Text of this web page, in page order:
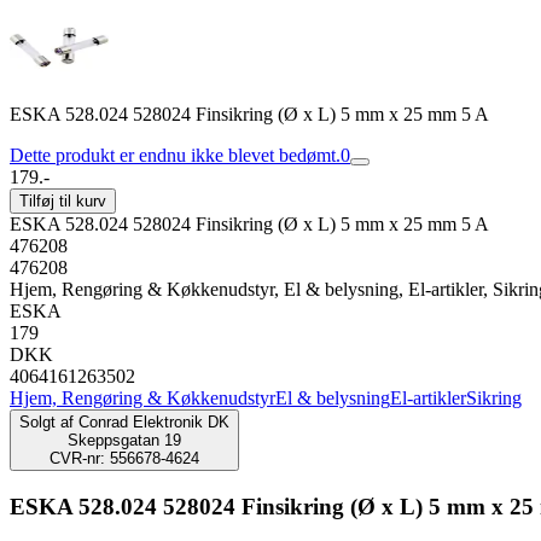
ESKA 528.024 528024 Finsikring (Ø x L) 5 mm x 25 mm 5 A
Dette produkt er endnu ikke blevet bedømt.0
179.-
Tilføj til kurv
ESKA 528.024 528024 Finsikring (Ø x L) 5 mm x 25 mm 5 A
476208
476208
Hjem, Rengøring & Køkkenudstyr, El & belysning, El-artikler,
ESKA
179
DKK
4064161263502
Hjem, Rengøring & KøkkenudstyrEl & belysningEl-artiklerSikring
Solgt af Conrad Elektronik DK
Skeppsgatan 19
CVR-nr: 556678-4624
ESKA 528.024 528024 Finsikring (Ø x L) 5 mm x 25